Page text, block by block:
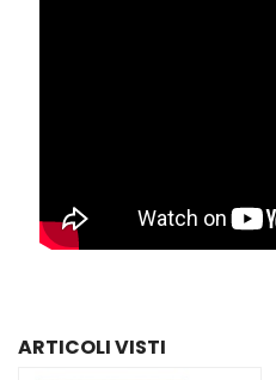
ARTICOLI VISTI